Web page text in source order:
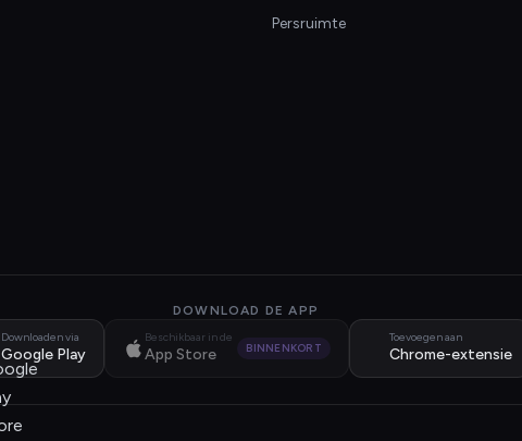
Persruimte
DOWNLOAD DE APP
Downloaden via
Google Play
Beschikbaar in de
App Store BINNENKORT
Toevoegen aan
Chrome-extensie